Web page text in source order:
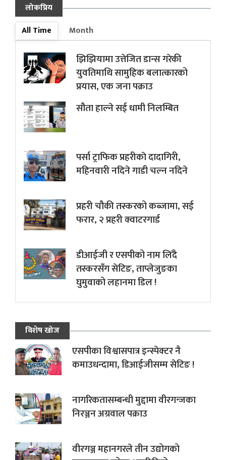
लोकप्रिय
All Time
Month
झिझियामा उत्तेजित डान्स गरेकी
युवतिमाथि सामुहिक बलात्कारको
प्रयास, एक जना पक्राउ
सौता हाल्ने सई धामी निलम्बित
पर्सा ट्राफिक प्रहरीकाे दादागिरी,
महिनवारी नदिने गाडी चल्न नदिने
प्रहरी चौकी तस्करको कब्जामा, सई
फरार, २ प्रहरी क्वाटरगार्ड
डीआईजी र एसपीको नाम लिँदै
तस्करसँग सेटिङ, ताप्लेजुङका
घुमुवाको लहानमा डिल !
विशेष खोज
एसपीका विश्वासपात्र इन्स्पेक्टर नै
कमाउधन्दामा, डिआईजीसम्म सेटिङ !
नागरिकतासम्बन्धी मुद्दामा वीरगन्जका
निरञ्जन अग्रवाल पक्राउ
वीरगञ्ज महानगरले तीन उद्योगको